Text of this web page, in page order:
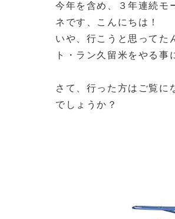
今年を含め、３年連続モ
ネです、こんにちは！
いや、行こうと思ってた
ト・ラン久留米をやる事
さて、行った方はご覧
でしょうか？